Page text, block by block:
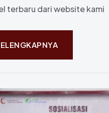
terbaru dari website kami